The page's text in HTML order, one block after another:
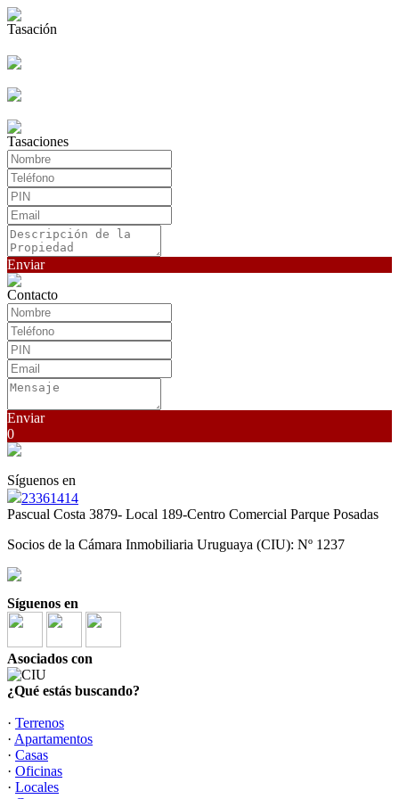
Tasación
Tasaciones
Enviar
Contacto
Enviar
0
Síguenos en
23361414
Pascual Costa 3879- Local 189-Centro Comercial Parque Posadas
Socios de la Cámara Inmobiliaria Uruguaya (CIU): Nº 1237
Síguenos en
Asociados con
¿Qué estás buscando?
· Terrenos
· Apartamentos
· Casas
· Oficinas
· Locales